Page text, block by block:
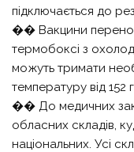
підключається до
�� Вакцини
термобоксі з
можуть тримати
температуру від 152
�� До медичних
обласних складів,
національних. Усі